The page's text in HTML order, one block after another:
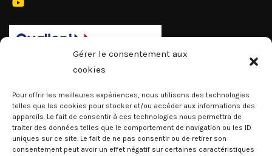
Gérer le consentement aux
cookies
Pour offrir les meilleures expériences, nous utilisons des technologies
telles que les cookies pour stocker et/ou accéder aux informations des
appareils. Le fait de consentir à ces technologies nous permettra de
traiter des données telles que le comportement de navigation ou les ID
uniques sur ce site. Le fait de ne pas consentir ou de retirer son
consentement peut avoir un effet négatif sur certaines caractéristiques